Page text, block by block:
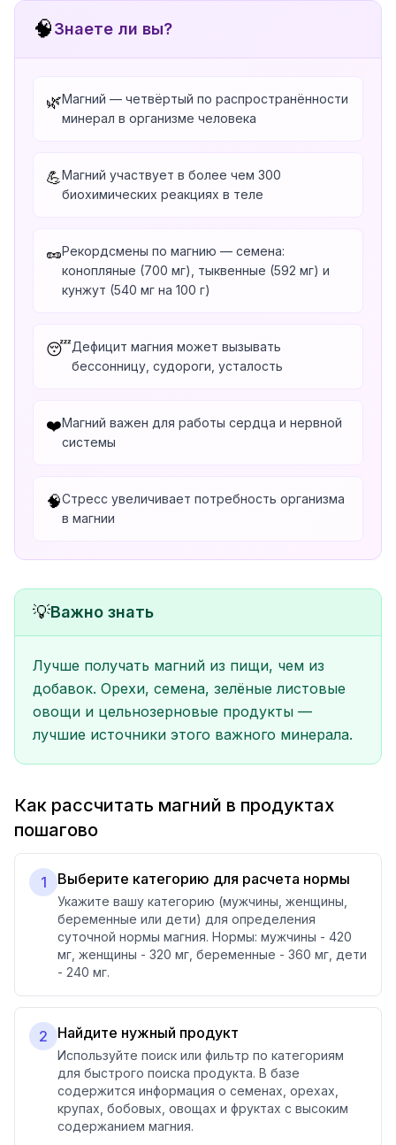
🧠Знаете ли вы?
🌿Магний — четвёртый по распространённости
минерал в организме человека
💪Магний участвует в более чем 300
биохимических реакциях в теле
🥜Рекордсмены по магнию — семена:
конопляные (700 мг), тыквенные (592 мг) и
кунжут (540 мг на 100 г)
😴Дефицит магния может вызывать
бессонницу, судороги, усталость
❤️Магний важен для работы сердца и нервной
системы
🧠Стресс увеличивает потребность организма
в магнии
💡Важно знать
Лучше получать магний из пищи, чем из
добавок. Орехи, семена, зелёные листовые
овощи и цельнозерновые продукты —
лучшие источники этого важного минерала.
Как рассчитать магний в продуктах
пошагово
1 Выберите категорию для расчета нормы
Укажите вашу категорию (мужчины, женщины,
беременные или дети) для определения
суточной нормы магния. Нормы: мужчины - 420
мг, женщины - 320 мг, беременные - 360 мг, дети
- 240 мг.
2 Найдите нужный продукт
Используйте поиск или фильтр по категориям
для быстрого поиска продукта. В базе
содержится информация о семенах, орехах,
крупах, бобовых, овощах и фруктах с высоким
содержанием магния.